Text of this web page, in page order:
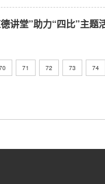
讲堂”助力“四比”主题
71 72 73 74